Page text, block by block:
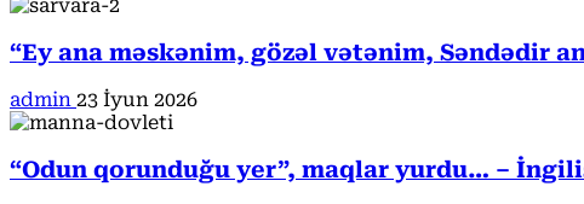
“Ey ana məskənim, gözəl vətənim, Səndədir
admin 23 İyun 2026
“Odun qorunduğu yer”, maqlar yurdu… –